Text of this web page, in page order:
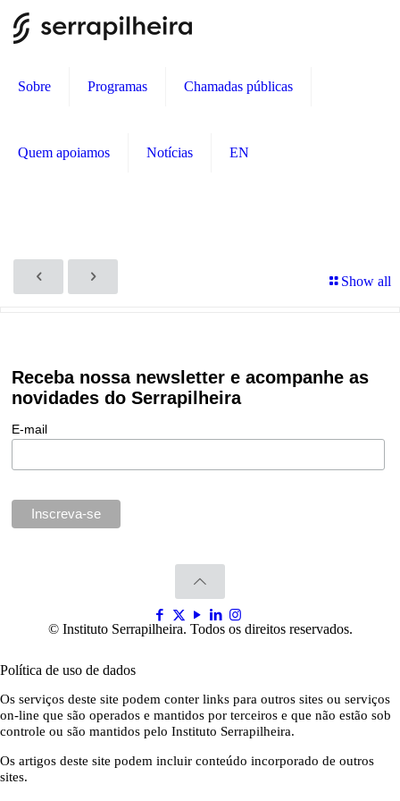
Sobre Programas Chamadas públicas
Quem apoiamos Notícias EN
Show all
Receba nossa newsletter e acompanhe as
novidades do Serrapilheira
E-mail
© Instituto Serrapilheira. Todos os direitos reservados.
Política de uso de dados
Os serviços deste site podem conter links para outros sites ou serviços
on-line que são operados e mantidos por terceiros e que não estão sob
controle ou são mantidos pelo Instituto Serrapilheira.
Os artigos deste site podem incluir conteúdo incorporado de outros
sites.